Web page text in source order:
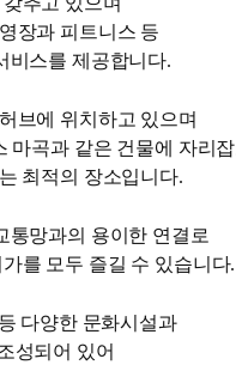
장과 피트니스 등
비스를 제공합니다.
브에 위치하고 있으며
마곡과 같은 건물에 자리
최적의 장소입니다.
통망과의 용이한 연결로
를 모두 즐길 수 있습니다.
다양한 문화시설과
성되어 있어